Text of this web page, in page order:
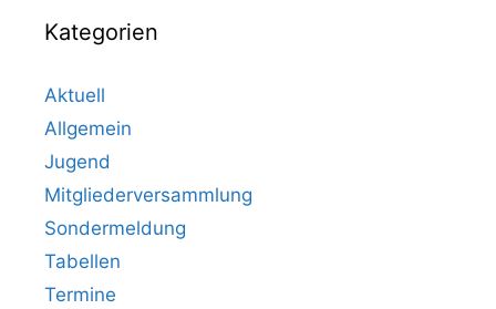
Kategorien
Aktuell
Allgemein
Jugend
Mitgliederversammlung
Sondermeldung
Tabellen
Termine